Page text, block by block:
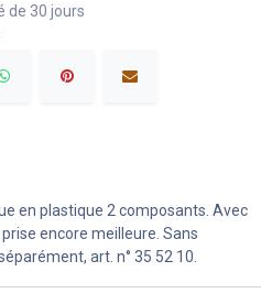
de 30 jours
en plastique 2 composants. Avec
encore meilleure. Sans
art. n° 35 52 10.